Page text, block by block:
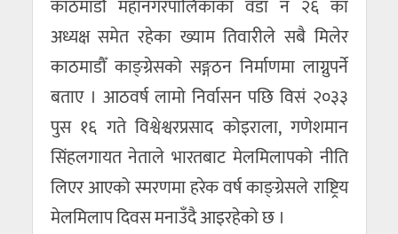
काठमाडौं महानगरपालिकाका वडा नं २६ का
अध्यक्ष समेत रहेका ख्याम तिवारीले सबै मिलेर
काठमाडौँ काङ्ग्रेसको सङ्गठन निर्माणमा लाग्नुपर्ने
बताए । आठवर्ष लामो निर्वासन पछि विसं २०३३
पुस १६ गते विश्वेश्वरप्रसाद कोइराला, गणेशमान
सिंहलगायत नेताले भारतबाट मेलमिलापको नीति
लिएर आएको स्मरणमा हरेक वर्ष काङ्ग्रेसले राष्ट्रिय
मेलमिलाप दिवस मनाउँदै आइरहेको छ ।